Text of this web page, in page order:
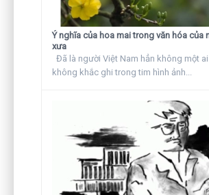
Ý nghĩa của hoa mai trong văn hóa của
xưa
Đã là người Việt Nam hẳn không một
không khắc ghi trong tim hình ảnh...